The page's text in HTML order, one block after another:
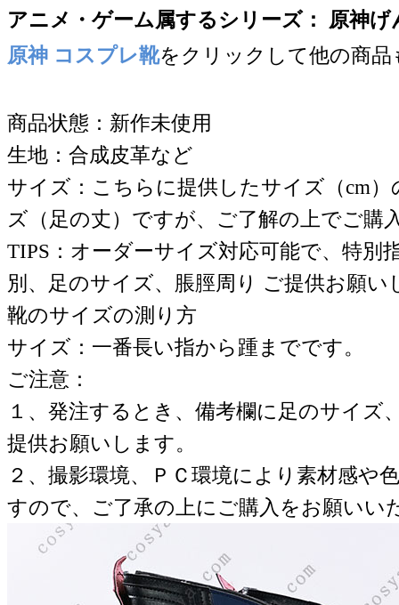
アニメ・ゲーム属するシリーズ： 原神げ
原神 コスプレ靴をクリックして他の商品
商品状態：新作未使用
生地：合成皮革など
サイズ：こちらに提供したサイズ（cm
ズ（足の丈）ですが、ご了解の上でご購
TIPS：オーダーサイズ対応可能で、特別
別、足のサイズ、脹脛周り ご提供お願い
靴のサイズの測り方
サイズ：一番長い指から踵までです。
ご注意：
１、発注するとき、備考欄に足のサイズ
提供お願いします。
２、撮影環境、ＰＣ環境により素材感や
すので、ご了承の上にご購入をお願いい